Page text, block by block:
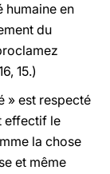
humaine en
du
15.)
» est respecté
effectif le
la chose
et même